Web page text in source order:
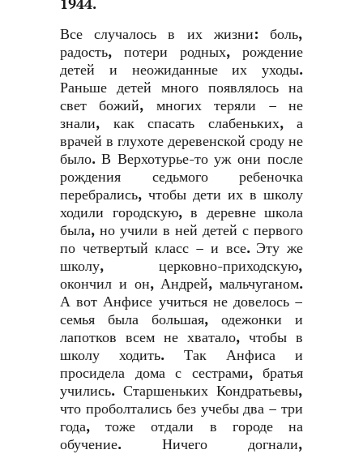
1944.
Все случалось в их жизни: боль,
радость, потери родных, рождение
детей и неожиданные их уходы.
Раньше детей много появлялось на
свет божий, многих теряли – не
знали, как спасать слабеньких, а
врачей в глухоте деревенской сроду не
было. В Верхотурье-то уж они после
рождения седьмого ребеночка
перебрались, чтобы дети их в школу
ходили городскую, в деревне школа
была, но учили в ней детей с первого
по четвертый класс – и все. Эту же
школу, церковно-приходскую,
окончил и он, Андрей, мальчуганом.
А вот Анфисе учиться не довелось –
семья была большая, одежонки и
лапотков всем не хватало, чтобы в
школу ходить. Так Анфиса и
просидела дома с сестрами, братья
учились. Старшеньких Кондратьевы,
что проболтались без учебы два – три
года, тоже отдали в городе на
обучение. Ничего догнали,